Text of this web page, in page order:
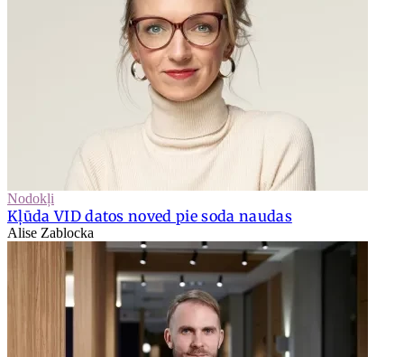
Nodokļi
Kļūda VID datos noved pie soda naudas
Alise Zablocka